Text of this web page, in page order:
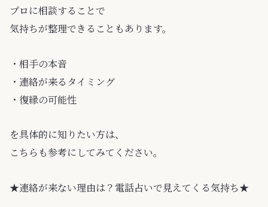
プロに相談することで
気持ちが整理できることもあります。
・相手の本音
・連絡が来るタイミング
・復縁の可能性
を具体的に知りたい方は、
こちらも参考にしてみてください。
★連絡が来ない理由は？電話占いで見えてくる気持ち★